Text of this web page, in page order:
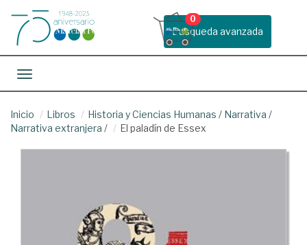
Busqueda avanzada
0
Toggle navigation
Inicio Libros Historia y Ciencias Humanas / Narrativa /
Narrativa extranjera / El paladín de Essex